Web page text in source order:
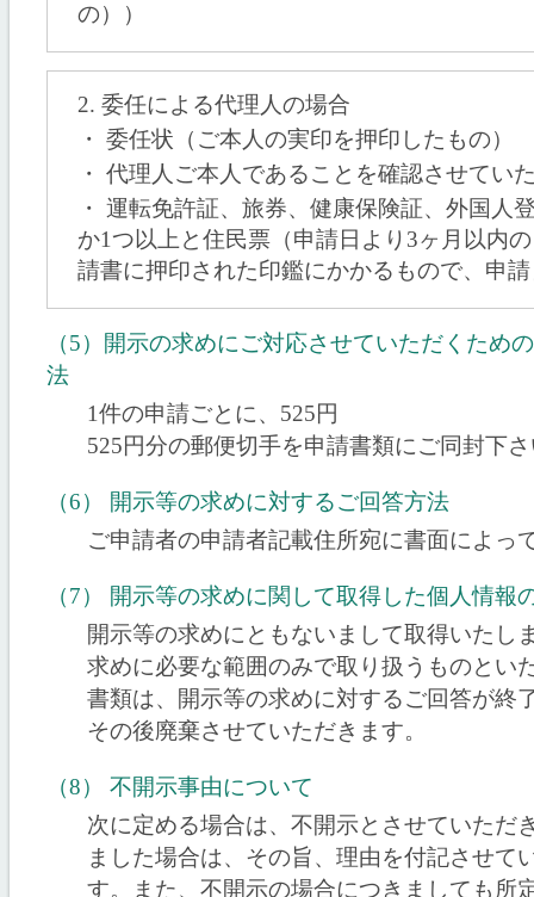
の））
2. 委任による代理人の場合
・ 委任状（ご本人の実印を押印したもの）
・ 代理人ご本人であることを確認させてい
・ 運転免許証、旅券、健康保険証、外国人
か1つ以上と住民票（申請日より3ヶ月以内
請書に押印された印鑑にかかるもので、申
（5）開示の求めにご対応させていただくため
法
1件の申請ごとに、525円
525円分の郵便切手を申請書類にご同封下
（6） 開示等の求めに対するご回答方法
ご申請者の申請者記載住所宛に書面によっ
（7） 開示等の求めに関して取得した個人情報
開示等の求めにともないまして取得いたし
求めに必要な範囲のみで取り扱うものとい
書類は、開示等の求めに対するご回答が終
その後廃棄させていただきます。
（8） 不開示事由について
次に定める場合は、不開示とさせていただ
ました場合は、その旨、理由を付記させて
す。また、不開示の場合につきましても所